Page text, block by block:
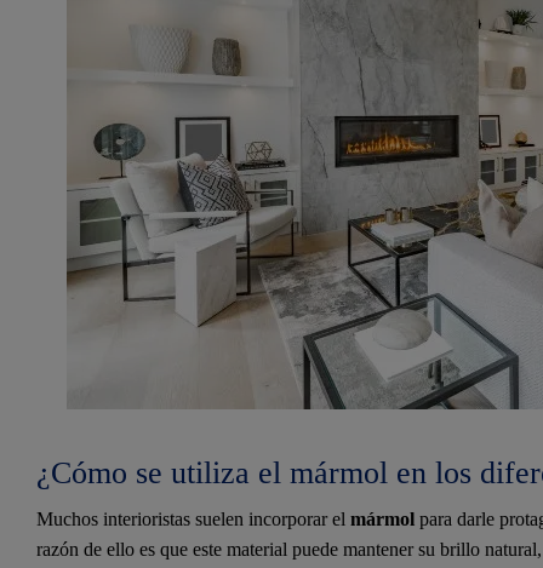
¿Cómo se utiliza el mármol en los
Muchos interioristas suelen incorporar elmármol para darle
razón de ello es que este material puede mantener su brillo